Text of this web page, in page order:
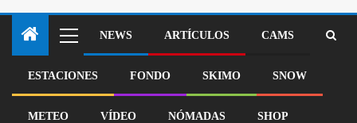
NEWS ARTÍCULOS CAMS
ESTACIONES FONDO SKIMO SNOW
METEO VÍDEO NÓMADAS SHOP